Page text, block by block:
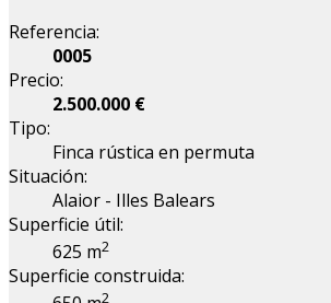
Referencia:
0005
Precio:
2.500.000 €
Tipo:
Finca rústica en permuta
Situación:
Alaior - Illes Balears
Superficie útil:
625 m2
Superficie construida:
2